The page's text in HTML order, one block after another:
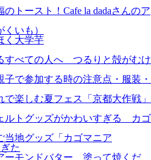
トースト！Cafe la dadaさんのア
く大学芋
すべての人へ つるりと殻がむけ
で楽しむ夏フェス「京都大作戦」
当地グッズ「カゴマニア
た